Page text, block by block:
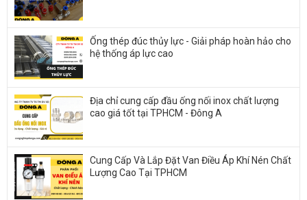
Ống thép đúc thủy lực - Giải pháp hoàn hảo cho
hệ thống áp lực cao
Địa chỉ cung cấp đầu ống nối inox chất lượng
cao giá tốt tại TPHCM - Đông A
Cung Cấp Và Lắp Đặt Van Điều Áp Khí Nén Chất
Lượng Cao Tại TPHCM